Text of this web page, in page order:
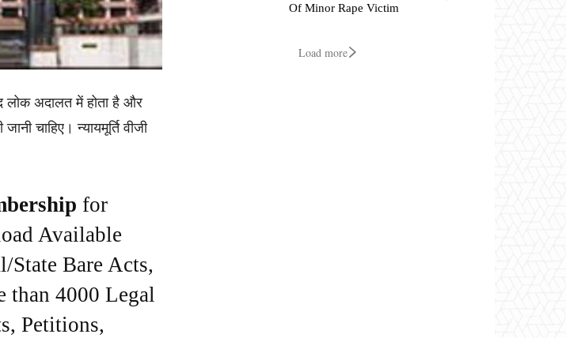
लोक अदालत में होता है और
चाहिए। न्यायमूर्ति वीजी
for
Available
State Bare Acts,
than 4000 Legal
Petitions,
Of Minor Rape Victim
Load more